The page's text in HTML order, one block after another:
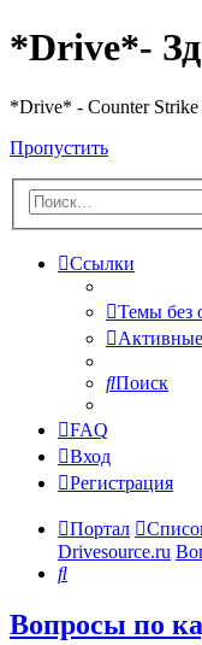
*Drive*-
*Drive* - Counter Strike
Пропустить
Ссылки
Темы без
Поиск
FAQ
Вход
Регистрация
Портал
Drivesource.ru
Поиск
Вопросы по